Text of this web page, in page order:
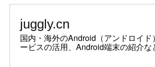
juggly.cn
国内・海外のAndroid（アンドロイ
ービスの活用、Android端末の紹介な